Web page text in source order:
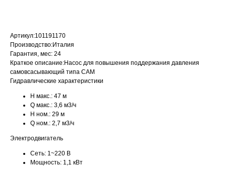
Артикул:101191170
Производство:Италия
Гарантия, мес: 24
Краткое описание:Насос для повышения поддержания давления
самовсасывающий типа CAM
Гидравлические характеристики
H макс.: 47 м
Q макс.: 3,6 м3/ч
H ном.: 29 м
Q ном.: 2,7 м3/ч
Электродвигатель
Сеть: 1~220 В
Мощность: 1,1 кВт